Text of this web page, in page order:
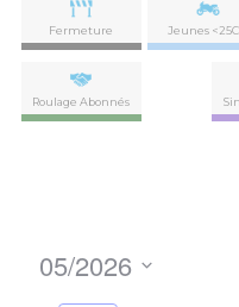
Fermeture Jeunes
Roulage Abonnés
05/2026